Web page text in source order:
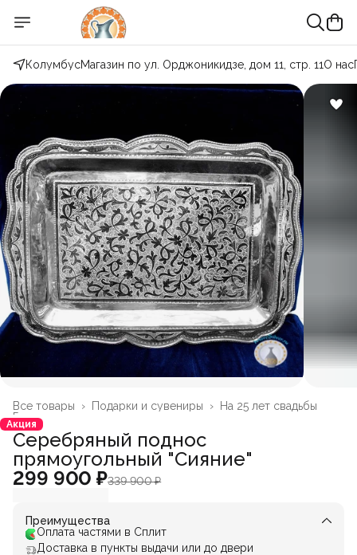
КолумбусМагазин по ул. Орджоникидзе, дом 11, стр. 11О нас
На 25 лет свадьбы
Подарки и сувениры ›
Все товары
›
Главная
Акция
Серебряный поднос
прямоугольный "Сияние"
299 900 ₽339 900 ₽
Преимущества
Оплата частями в Сплит
Доставка в пункты выдачи или до двери